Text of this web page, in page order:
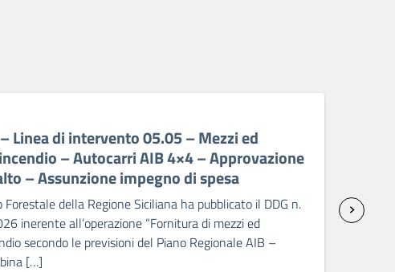
Linea di intervento 05.05 – Mezzi ed
– Autocarri AIB 4×4 – Approvazione
– Assunzione impegno di spesa
Forestale della Regione Siciliana ha pubblicato il DDG n.
inerente all’operazione “Fornitura di mezzi ed
secondo le previsioni del Piano Regionale AIB –
[…]